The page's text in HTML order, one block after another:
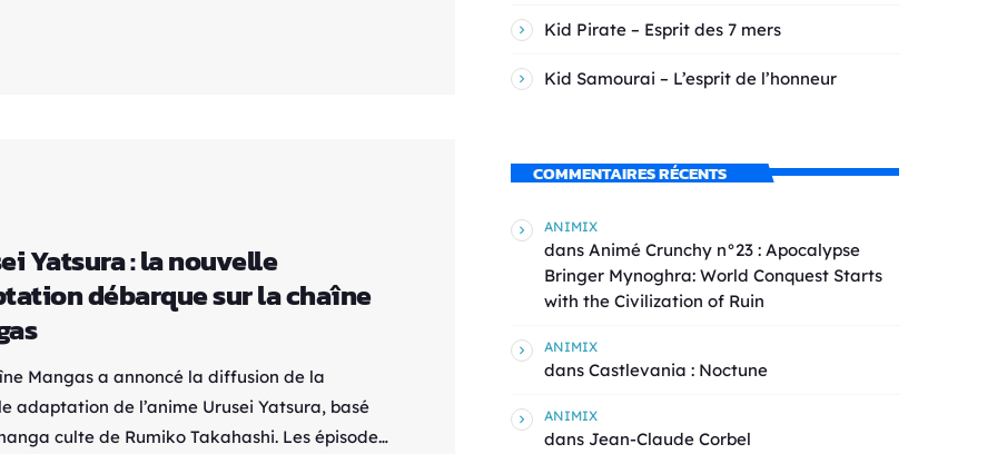
Yatsura : la nouvelle
débarque sur la chaîne
Mangas a annoncé la diffusion de la
adaptation de l’anime Urusei Yatsura, basé
culte de Rumiko Takahashi. Les épisodes
Kid Pirate – Esprit des 7 mers
Kid Samourai – L’esprit de l’honneur
COMMENTAIRES RÉCENTS
ANIMIX
dans Animé Crunchy n°23 : Apocalypse
Bringer Mynoghra: World Conquest Starts
with the Civilization of Ruin
ANIMIX
dans Castlevania : Noctune
ANIMIX
dans Jean-Claude Corbel